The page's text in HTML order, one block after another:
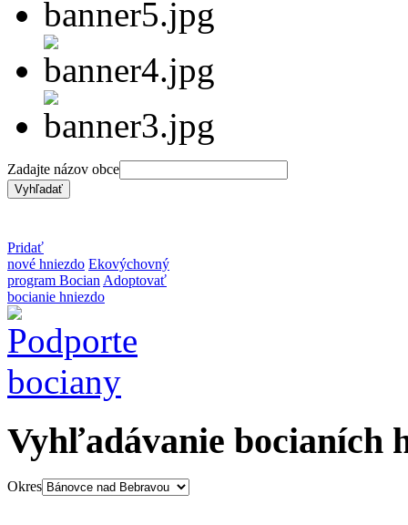
Zadajte názov obce
Pridať
nové hniezdo Ekovýchovný
program Bocian Adoptovať
bocianie hniezdo
Vyhľadávanie bocianích
Okres